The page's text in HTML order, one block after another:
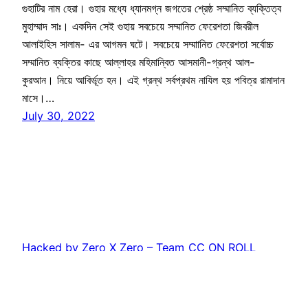
গুহাটির নাম হেরা। গুহার মধ্যে ধ্যানমগ্ন জগতের শ্রেষ্ঠ সম্মানিত ব্যক্তিত্ব
মুহাম্মাদ সাঃ। একদিন সেই গুহায় সবচেয়ে সম্মানিত ফেরেশতা জিবরীল
আলাইহিস সালাম- এর আগমন ঘটে। সবচেয়ে সম্মাানিত ফেরেশতা সর্বোচ্চ
সম্মানিত ব্যক্তির কাছে আল্লাহর মহিমান্বিত আসমানী-গ্রন্থ আল-
কুরআন। নিয়ে আবির্ভূত হন। এই গ্রন্থ সর্বপ্রথম নাযিল হয় পবিত্র রামাদান
মাসে।…
July 30, 2022
Hacked by Zero X Zero – Team_CC ON ROLL